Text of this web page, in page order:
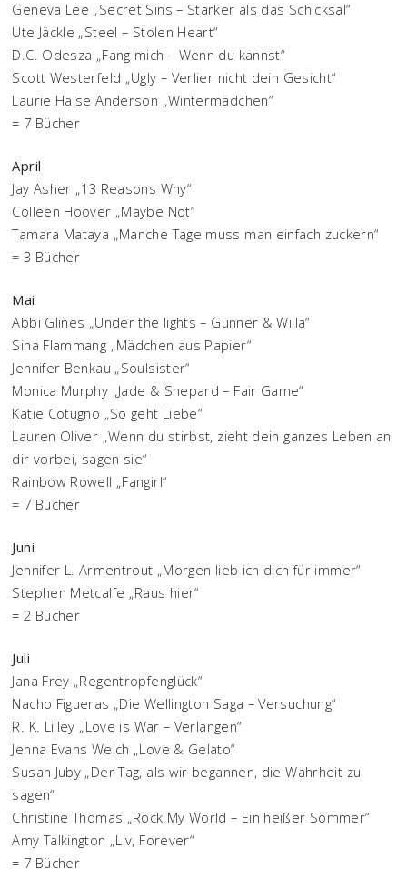
Geneva Lee „Secret Sins – Stärker als das Schicksal“
Ute Jäckle „Steel – Stolen Heart“
D.C. Odesza „Fang mich – Wenn du kannst“
Scott Westerfeld „Ugly – Verlier nicht dein Gesicht“
Laurie Halse Anderson „Wintermädchen“
= 7 Bücher
April
Jay Asher „13 Reasons Why“
Colleen Hoover „Maybe Not“
Tamara Mataya „Manche Tage muss man einfach zuckern“
= 3 Bücher
Mai
Abbi Glines „Under the lights – Gunner & Willa“
Sina Flammang „Mädchen aus Papier“
Jennifer Benkau „Soulsister“
Monica Murphy „Jade & Shepard – Fair Game“
Katie Cotugno „So geht Liebe“
Lauren Oliver „Wenn du stirbst, zieht dein ganzes Leben an
dir vorbei, sagen sie“
Rainbow Rowell „Fangirl“
= 7 Bücher
Juni
Jennifer L. Armentrout „Morgen lieb ich dich für immer“
Stephen Metcalfe „Raus hier“
= 2 Bücher
Juli
Jana Frey „Regentropfenglück“
Nacho Figueras „Die Wellington Saga – Versuchung“
R. K. Lilley „Love is War – Verlangen“
Jenna Evans Welch „Love & Gelato“
Susan Juby „Der Tag, als wir begannen, die Wahrheit zu
sagen“
Christine Thomas „Rock My World – Ein heißer Sommer“
Amy Talkington „Liv, Forever“
= 7 Bücher